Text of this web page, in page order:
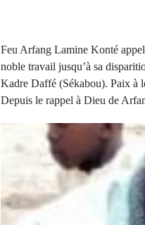
Feu Arfang Lamine Konté
noble travail jusqu’à sa
Kadre Daffé (Sékabou). Paix à
Depuis le rappel à Dieu de